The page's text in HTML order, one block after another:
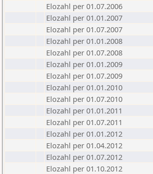
Elozahl per 01.07.2006
Elozahl per 01.01.2007
Elozahl per 01.07.2007
Elozahl per 01.01.2008
Elozahl per 01.07.2008
Elozahl per 01.01.2009
Elozahl per 01.07.2009
Elozahl per 01.01.2010
Elozahl per 01.07.2010
Elozahl per 01.01.2011
Elozahl per 01.07.2011
Elozahl per 01.01.2012
Elozahl per 01.04.2012
Elozahl per 01.07.2012
Elozahl per 01.10.2012